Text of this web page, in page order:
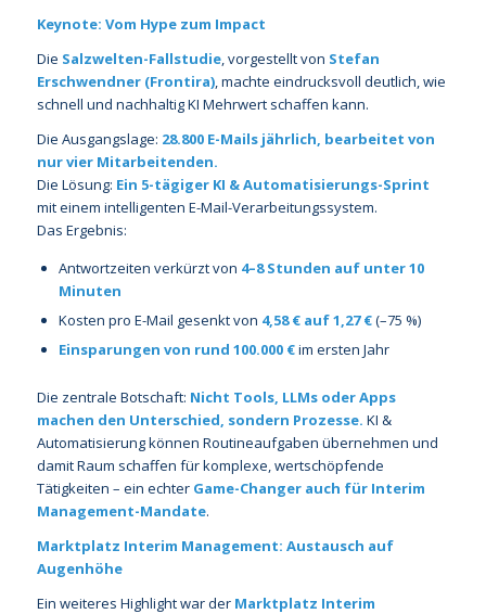
Keynote: Vom Hype zum Impact
Die Salzwelten-Fallstudie, vorgestellt von Stefan
Erschwendner (Frontira), machte eindrucksvoll deutlich, wie
schnell und nachhaltig KI Mehrwert schaffen kann.
Die Ausgangslage: 28.800 E-Mails jährlich, bearbeitet von
nur vier Mitarbeitenden.
Die Lösung: Ein 5-tägiger KI & Automatisierungs-Sprint
mit einem intelligenten E-Mail-Verarbeitungssystem.
Das Ergebnis:
Antwortzeiten verkürzt von 4–8 Stunden auf unter 10
Minuten
Kosten pro E-Mail gesenkt von 4,58 € auf 1,27 €(–75 %)
Einsparungen von rund 100.000 €im ersten Jahr
Die zentrale Botschaft: Nicht Tools, LLMs oder Apps
machen den Unterschied, sondern Prozesse. KI &
Automatisierung können Routineaufgaben übernehmen und
damit Raum schaffen für komplexe, wertschöpfende
Tätigkeiten – ein echter Game-Changer auch für Interim
Management-Mandate.
Marktplatz Interim Management: Austausch auf
Augenhöhe
Ein weiteres Highlight war der Marktplatz Interim